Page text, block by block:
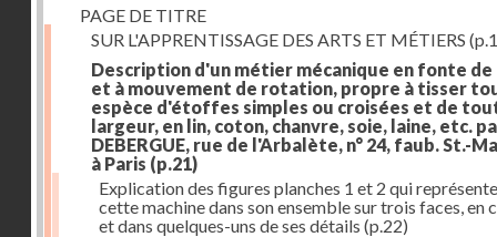
PAGE DE TITRE
SUR L'APPRENTISSAGE DES ARTS ET MÉTIERS
Description d'un métier mécanique en fonte
et à mouvement de rotation, propre à tisser
espèce d'étoffes simples ou croisées et de
largeur, en lin, coton, chanvre, soie, laine, etc.
DEBERGUE, rue de l'Arbalète, n° 24, faub. St.-
à Paris (p.21)
Explication des figures planches 1 et 2 qui
cette machine dans son ensemble sur trois faces, en
et dans quelques-uns de ses détails (p.22)